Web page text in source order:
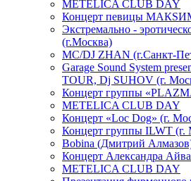
METELICA CLUB DAY
Концерт певицы
Экстремально -
(г.Москва)
МС/DJ ZHAN (г.Санкт-
Garage Sound System
TOUR, Dj SUHOV (г.
Концерт группы
METELICA CLUB DAY
Концерт «Loc Dog» (г.
Концерт группы ILWT (г.
Bobina (Дмитрий
Концерт Александра
METELICA CLUB DAY